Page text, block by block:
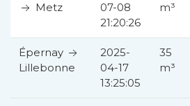
Metz
07-08
21:20:26
m³
Épernay
Lillebonne
2025-
04-17
13:25:05
35
m³